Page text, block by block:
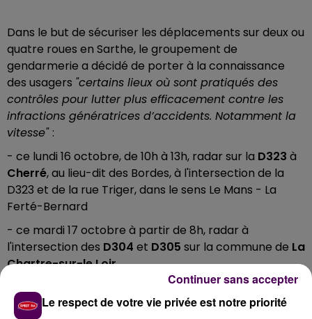
Dans le but de sécuriser les déplacements sur deux ou
quatre roues en Sarthe, le groupement de
gendarmerie a décidé de porter à la connaissance
des usagers "certains lieux où sont pratiqués des
contrôles pour lutter plus efficacement contre les
infractions génératrices d’accidents. Notamment la
vitesse" :
- ce lundi 16 octobre, de 10h à 13h, radar sur la D323 à
Cherré, au lieu-dit des Bordes, à l'intersection de la
D323 et de la rue Triger, dans le sens Le Mans - La
Ferté-Bernard
- ce mardi 17 octobre à partir de 8h, radar à
l'intersection des D304 et D305 sur la commune de La
Chartre-sur-le Loir
- ce mercredi 18 octobre de 6h à 8h sur la D304à
hauteur de la commune d'Aigné
Le respect de votre vie privée est notre priorité
Continuer sans accepter